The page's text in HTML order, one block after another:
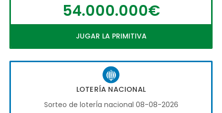
54.000.000€
JUGAR LA PRIMITIVA
LOTERÍA NACIONAL
Sorteo de loterÍa nacional 08-08-2026